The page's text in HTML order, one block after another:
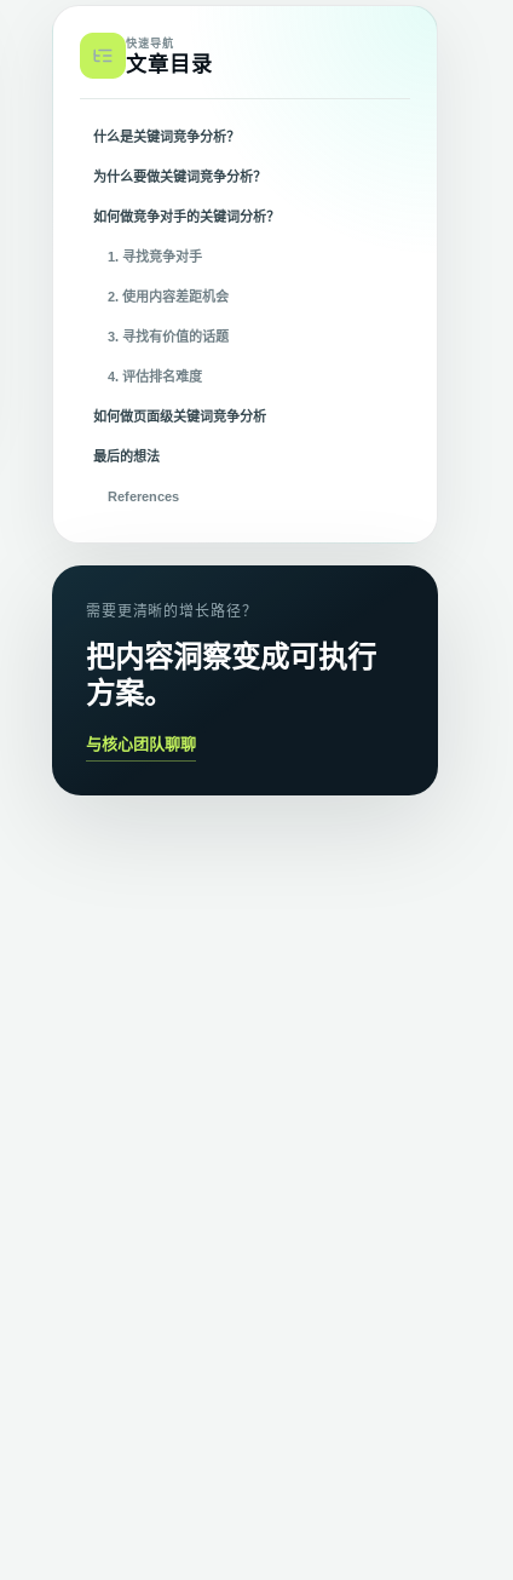
快速导航
文章目录
什么是关键词竞争分析？
为什么要做关键词竞争分析？
如何做竞争对手的关键词分析？
1. 寻找竞争对手
2. 使用内容差距机会
3. 寻找有价值的话题
4. 评估排名难度
如何做页面级关键词竞争分析
最后的想法
References
需要更清晰的增长路径？
把内容洞察变成可执行
方案。
与核心团队聊聊